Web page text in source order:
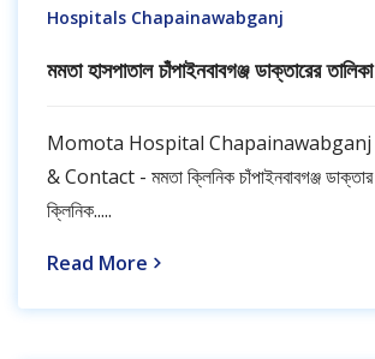
Hospitals Chapainawabganj
মমতা হাসপাতাল চাঁপাইনবাবগঞ্জ ডাক্তারের
Momota Hospital
& Contact - মমতা ক্লিনিক চাঁপাইনবাবগঞ্জ ডাক্তার
ক্লিনিক.....
Read More